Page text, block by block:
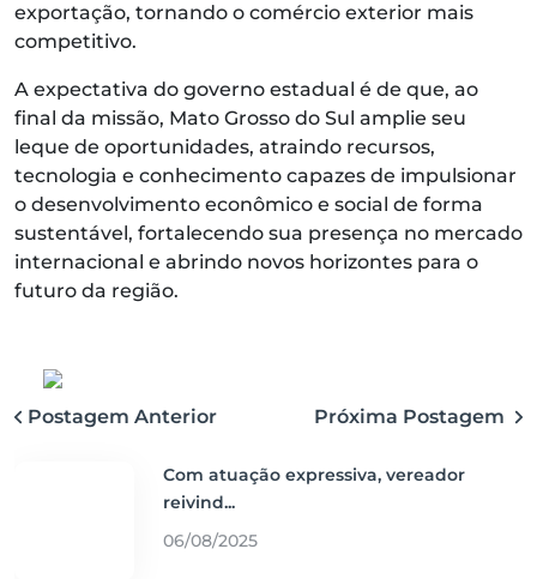
exportação, tornando o comércio exterior mais
competitivo.
A expectativa do governo estadual é de que, ao
final da missão, Mato Grosso do Sul amplie seu
leque de oportunidades, atraindo recursos,
tecnologia e conhecimento capazes de impulsionar
o desenvolvimento econômico e social de forma
sustentável, fortalecendo sua presença no mercado
internacional e abrindo novos horizontes para o
futuro da região.
Postagem Anterior Próxima Postagem
Com atuação expressiva, vereador
reivind...
06/08/2025